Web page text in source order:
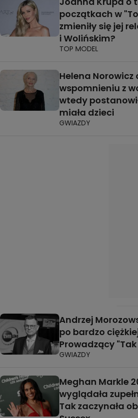
początkach w
zmieniły się jej
i Wolińskim?
TOP MODEL
Helena
wspomnieniu z
wtedy
miała dzieci
GWIAZDY
Andrzej
po bardzo
Prowadzący
GWIAZDY
Meghan Markle
wyglądała
Tak zaczynała